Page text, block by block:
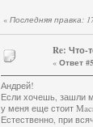
« Последняя правка:
Re: Что-
« Ответ
Андрей!
Если хочешь, зашли
у меня еще стоит
Естественно, при